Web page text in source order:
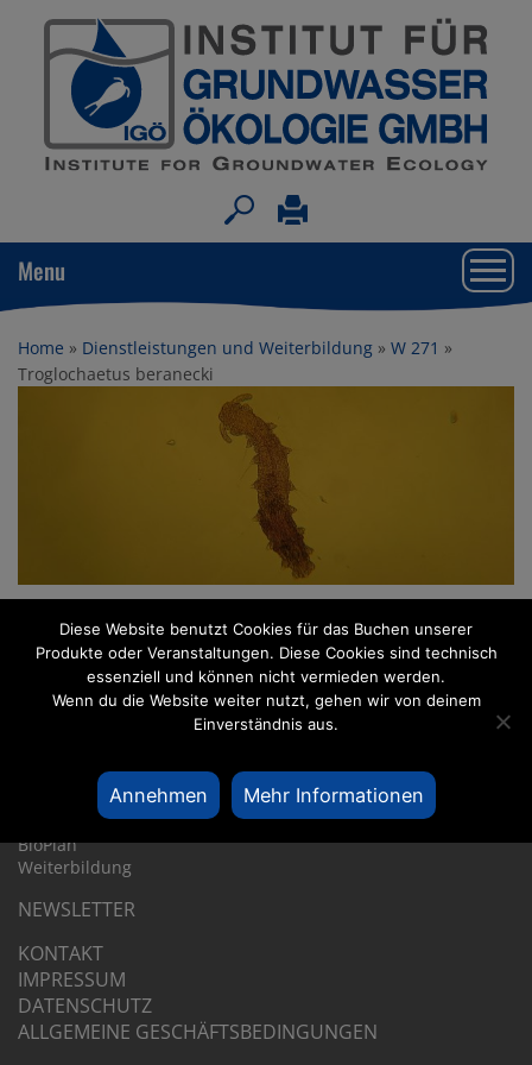
Menu
Home » Dienstleistungen und Weiterbildung » W 271 »
Troglochaetus beranecki
UNTER­NEHMEN
Über IGÖ
Leitbild
Stygo­tra­cing
Kolma­tion und Kolma­meter
BioPlan
Weiter­bil­dung
NEWSLETTER
KONTAKT
IMPRESSUM
DATEN­SCHUTZ
ALLGE­MEINE GESCHÄFTS­BE­DIN­GUNGEN
Diese Website benutzt Cookies für das Buchen unserer
Produkte oder Veranstaltungen. Diese Cookies sind technisch
essenziell und können nicht vermieden werden.
Wenn du die Website weiter nutzt, gehen wir von deinem
Einverständnis aus.
Annehmen Mehr Informationen